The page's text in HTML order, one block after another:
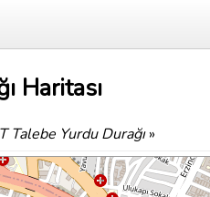
Haritası
Talebe Yurdu Durağı»